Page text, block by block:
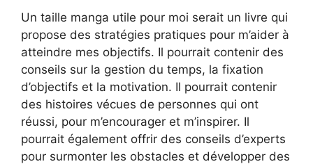
Un taille manga utile pour moi serait un livre qui
propose des stratégies pratiques pour m’aider à
atteindre mes objectifs. Il pourrait contenir des
conseils sur la gestion du temps, la fixation
d’objectifs et la motivation. Il pourrait contenir
des histoires vécues de personnes qui ont
réussi, pour m’encourager et m’inspirer. Il
pourrait également offrir des conseils d’experts
pour surmonter les obstacles et développer des